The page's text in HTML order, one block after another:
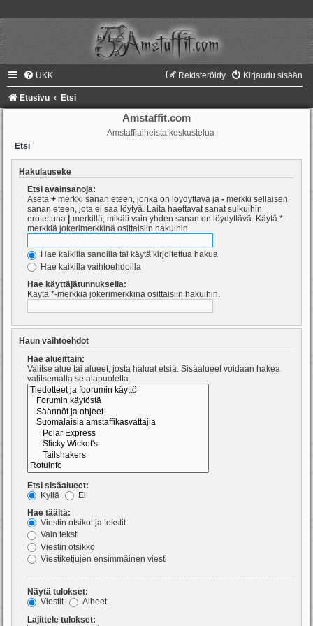
UKK Kirjaudu sisään
Rekisteröidy
Etusivu Etsi
Amstaffit.com
Amstaffiaiheista keskustelua
Etsi
Hakulauseke
Etsi avainsanoja:
Aseta + merkki sanan eteen, jonka on löydyttävä ja - merkki sellaisen
sanan eteen, jota ei saa löytyä. Laita haettavat sanat sulkuihin
erotettuna -merkillä, mikäli vain yhden sanan on löydyttävä. Käytä *-
merkkiä jokerimerkkinä osittaisiin hakuihin.
Hae kaikilla sanoilla tai käytä kirjoitettua hakua
Hae kaikilla vaihtoehdoilla
Hae käyttäjätunnuksella:
Käytä *-merkkiä jokerimerkkinä osittaisiin hakuihin.
Haun vaihtoehdot
Hae alueittain:
Valitse alue tai alueet, josta haluat etsiä. Sisäalueet voidaan hakea
valitsemalla se alapuolelta.
Etsi sisäalueet:
Kyllä
Ei
Hae täältä:
Viestin otsikot ja tekstit
Vain teksti
Viestin otsikko
Viestiketjujen ensimmäinen viesti
Näytä tulokset:
Viestit
Aiheet
Lajittele tulokset: